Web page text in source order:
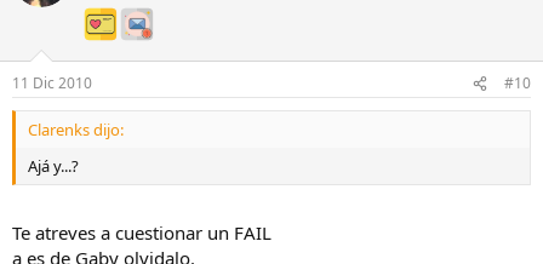
11 Dic 2010 #10
Clarenks dijo:
Ajá y...?
Te atreves a cuestionar un FAIL
a es de Gaby olvidalo.